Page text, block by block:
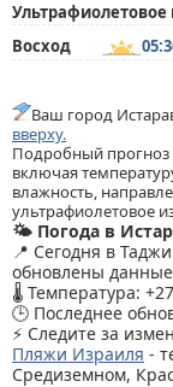
Ультрафиолетовое
Восход
Ваш город
вверху.
Подробный прогноз
включая
влажность,
ультрафиолетовое
🌤️ Погода в
📍 Сегодня в
обновлены данные
🌡️ Температура:
🕒 Последнее
⚡ Следите за
Пляжи Израиля -
Средиземном,